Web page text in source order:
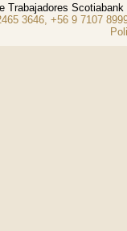
Trabajadores
3646, +56 9 7107